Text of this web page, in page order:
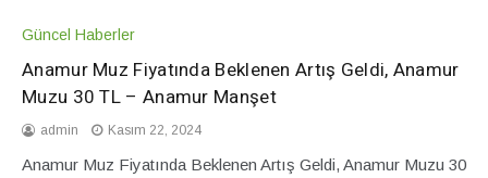
Güncel Haberler
Anamur Muz Fiyatında Beklenen Artış Geldi, Anamur
Muzu 30 TL – Anamur Manşet
admin Kasım 22, 2024
Anamur Muz Fiyatında Beklenen Artış Geldi, Anamur Muzu 30